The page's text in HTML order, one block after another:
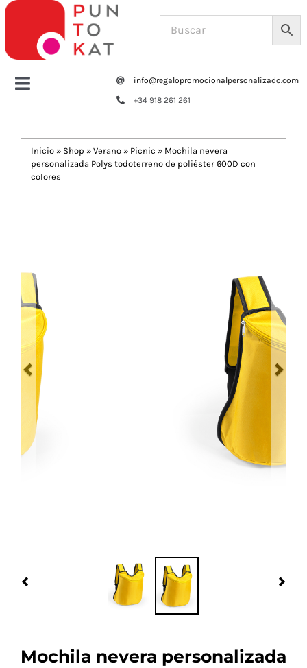
Saltar
contenido
Toggle
Tazas y botellas
Escritura
Navidad 🎄 Invierno
Tecnología
Más Regalos
info@regalopromocionalpersonalizado.com
+34 918 261 261
Inicio » Shop » Verano » Picnic » Mochila nevera
personalizada Polys todoterreno de poliéster 600D con
colores
Mochila nevera personalizada